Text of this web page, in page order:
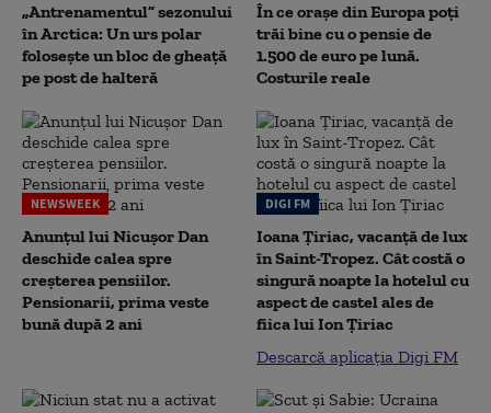
„Antrenamentul” sezonului
în Arctica: Un urs polar
folosește un bloc de gheață
pe post de halteră
În ce orașe din Europa poți
trăi bine cu o pensie de
1.500 de euro pe lună.
Costurile reale
NEWSWEEK
Anunțul lui Nicușor Dan
deschide calea spre
creșterea pensiilor.
Pensionarii, prima veste
bună după 2 ani
DIGI FM
Ioana Țiriac, vacanță de lux
în Saint-Tropez. Cât costă o
singură noapte la hotelul cu
aspect de castel ales de
fiica lui Ion Țiriac
Descarcă aplicația Digi FM